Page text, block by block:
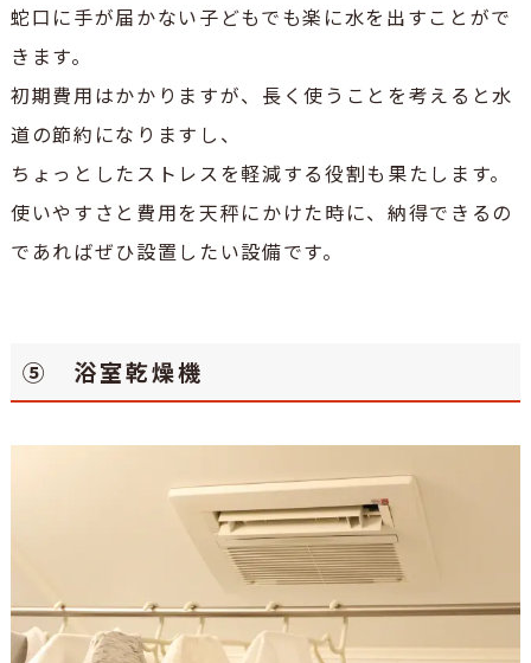
蛇口に手が届かない子どもでも楽に水を出すことがで
きます。
初期費用はかかりますが、長く使うことを考えると水
道の節約になりますし、
ちょっとしたストレスを軽減する役割も果たします。
使いやすさと費用を天秤にかけた時に、納得できるの
であればぜひ設置したい設備です。
⑤ 浴室乾燥機